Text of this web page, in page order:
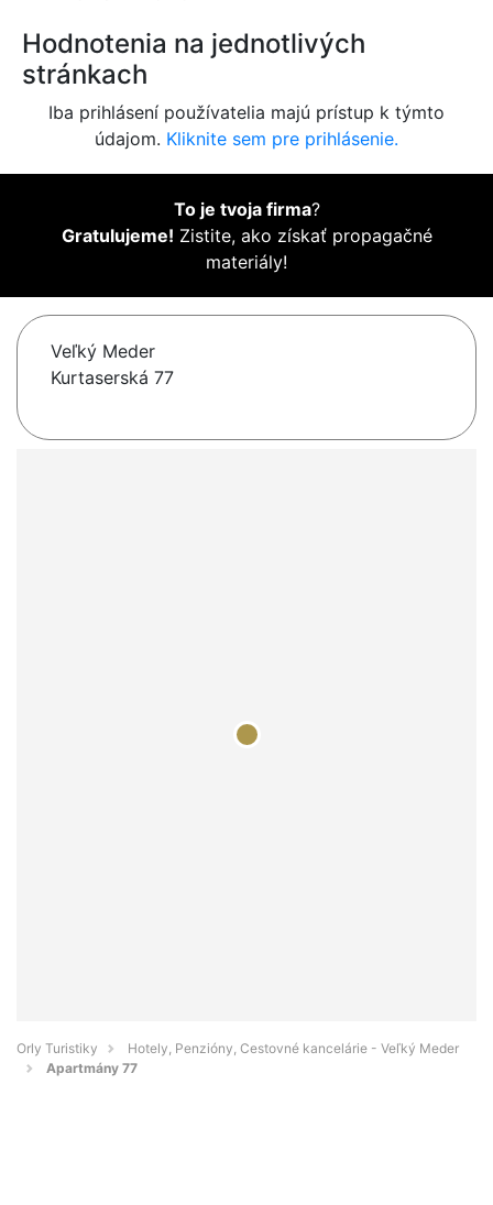
Hodnotenia na jednotlivých
stránkach
Iba prihlásení používatelia majú prístup k týmto
údajom. Kliknite sem pre prihlásenie.
To je tvoja firma?
Gratulujeme! Zistite, ako získať propagačné
materiály!
Veľký Meder
Kurtaserská 77
Orly Turistiky
Hotely, Penzióny, Cestovné kancelárie - Veľký Meder
Apartmány 77